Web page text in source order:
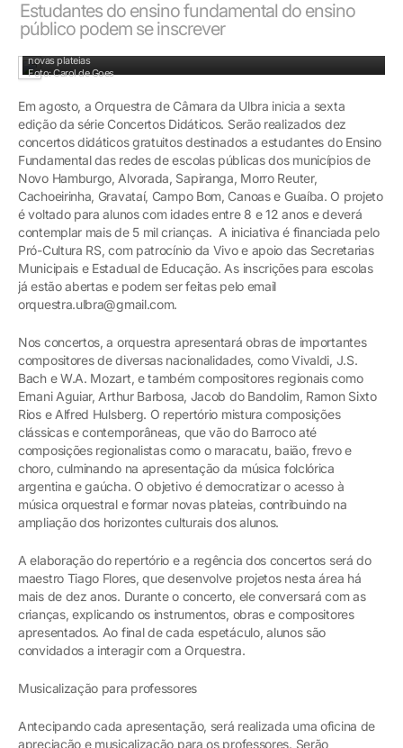
Estudantes do ensino fundamental do ensino
público podem se inscrever
novas plateias
Foto: Carol de Goes
Em agosto, a Orquestra de Câmara da Ulbra inicia a sexta
edição da série Concertos Didáticos. Serão realizados dez
concertos didáticos gratuitos destinados a estudantes do Ensino
Fundamental das redes de escolas públicas dos municípios de
Novo Hamburgo, Alvorada, Sapiranga, Morro Reuter,
Cachoeirinha, Gravataí, Campo Bom, Canoas e Guaíba. O projeto
é voltado para alunos com idades entre 8 e 12 anos e deverá
contemplar mais de 5 mil crianças. A iniciativa é financiada pelo
Pró-Cultura RS, com patrocínio da Vivo e apoio das Secretarias
Municipais e Estadual de Educação. As inscrições para escolas
já estão abertas e podem ser feitas pelo email
orquestra.ulbra@gmail.com.
Nos concertos, a orquestra apresentará obras de importantes
compositores de diversas nacionalidades, como Vivaldi, J.S.
Bach e W.A. Mozart, e também compositores regionais como
Ernani Aguiar, Arthur Barbosa, Jacob do Bandolim, Ramon Sixto
Rios e Alfred Hulsberg. O repertório mistura composições
clássicas e contemporâneas, que vão do Barroco até
composições regionalistas como o maracatu, baião, frevo e
choro, culminando na apresentação da música folclórica
argentina e gaúcha. O objetivo é democratizar o acesso à
música orquestral e formar novas plateias, contribuindo na
ampliação dos horizontes culturais dos alunos.
A elaboração do repertório e a regência dos concertos será do
maestro Tiago Flores, que desenvolve projetos nesta área há
mais de dez anos. Durante o concerto, ele conversará com as
crianças, explicando os instrumentos, obras e compositores
apresentados. Ao final de cada espetáculo, alunos são
convidados a interagir com a Orquestra.
Musicalização para professores
Antecipando cada apresentação, será realizada uma oficina de
apreciação e musicalização para os professores. Serão